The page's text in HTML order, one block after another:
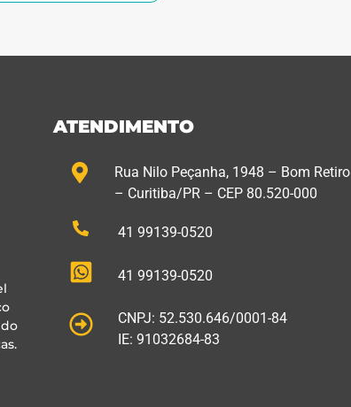
ATENDIMENTO
Rua Nilo Peçanha, 1948 – Bom Retiro
– Curitiba/PR – CEP 80.520-000
41 99139-0520
41 99139-0520
CNPJ: 52.530.646/0001-84
IE: 91032684-83